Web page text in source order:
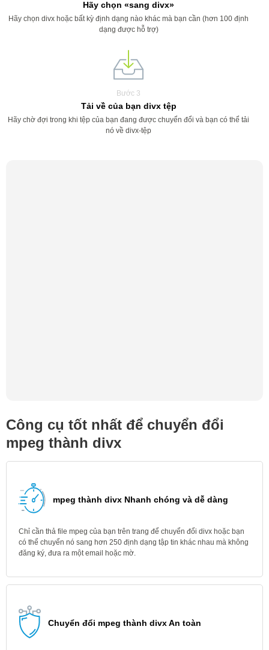
Hãy chọn «sang divx»
Hãy chọn divx hoặc bất kỳ định dạng nào khác mà bạn cần (hơn 100 định
dạng được hỗ trợ)
Bước 3
Tải về của bạn divx tệp
Hãy chờ đợi trong khi tệp của bạn đang được chuyển đổi và bạn có thể tải
nó về divx-tệp
Công cụ tốt nhất để chuyển đổi
mpeg thành divx
mpeg thành divx Nhanh chóng và dễ dàng
Chỉ cần thả file mpeg của bạn trên trang để chuyển đổi divx hoặc bạn
có thể chuyển nó sang hơn 250 định dạng tập tin khác nhau mà không
đăng ký, đưa ra một email hoặc mờ.
Chuyển đổi mpeg thành divx An toàn